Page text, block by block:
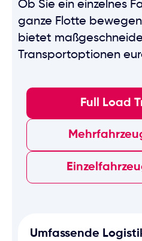
Ob Sie ein einzelnes
ganze Flotte
bietet
Transportoptionen
Full Load
Umfassende